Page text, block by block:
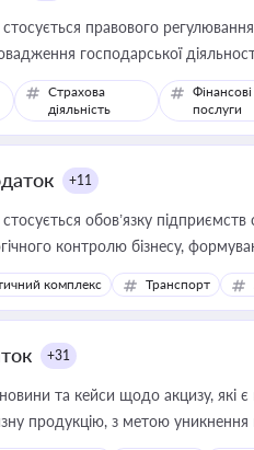
правового
господарської
Страхова
діяльність
Фінансові
послуги
+11
обов’язку
контролю бізнесу,
комплекс Транспорт
+31
та кейси щодо акцизу, які
продукцію, з метою